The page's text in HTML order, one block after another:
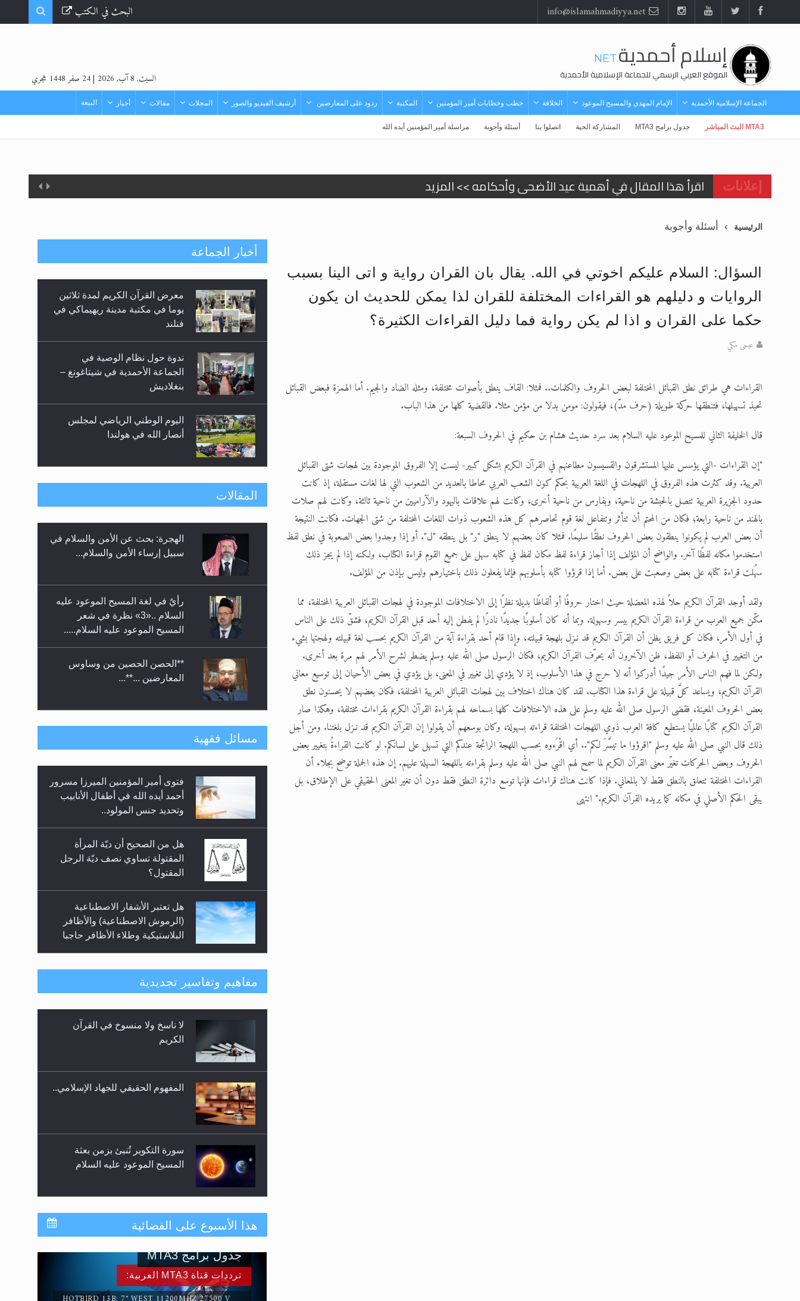
البحث في الكتب
إسلام أحمدية.NET
الموقع العربي الرسمي للجماعة الإسلامية الأحمدية السبت, 8 آب, 2026 |24 صفر 1448 هجري
الجماعة الإسلامية الأحمدية الإمام المهدي والمسيح الموعود الخلافة خطب وخطابات أمير المؤمنين المكتبة ردود على المعارضين أرشيف الفيديو والصور المجلات مقالات أخبار البيعة
MTA3 البث المباشر جدول برامج MTA3 المشاركة الحية اتصلوا بنا أسئلة وأجوبة مراسلة أمير المؤمنين أيده الله
إعلانات
اقرأ هذا المقال في أهمية عيد الأضحى وأحكامه >> المزيد
الحجّ.. دلالات، حِكم، وأهداف >> المزيد
تعميم هامّ لأفراد الجماعة >> المزيد
تعميم هامّ لأفراد الجماعة >> المزيد
إعلان هامّ بخصوص الرسائل المرسلة إلى حضرة امير المؤمنين أيده الله والمكتب العربي >> المزيد
عرض مصوَّر لأقوال المستشرقين في خاتم النبيين صلى الله عليه وسلم >> المزيد
الحجّ.. دلالات، حِكم، وأهداف >> المزيد
الرئيسية أسئلة وأجوبة
السؤال: السلام عليكم اخوتي في الله. يقال بان القران رواية و اتى الينا بسبب
الروايات و دليلهم هو القراءات المختلفة للقران لذا يمكن للحديث ان يكون
حكما على القران و اذا لم يكن رواية فما دليل القراءات الكثيرة؟
عيسى مكي
القراءات هي طرائق نطق القبائل المختلفة لبعض الحروف والكلمات.. فمثلا: القاف ينطق بأصوات مختلفة، ومثله الضاد والجيم. أما الهمزة فبعض القبائل
تحبذ تسهيلها، فتنطقها حركة طويلة (حرف مدّ)، فيقولون: مومن بدلا من مؤمن مثلا. فالقضية كلها من هذا الباب.
قال الخليفة الثاني للمسيح الموعود عليه السلام بعد سرد حديث هشام بن حكيم في الحروف السبعة:
"إن القراءات -التي يؤسس عليها المستشرقون والقسيسون مطاعنهم في القرآن الكريم بشكل كبير- ليست إلا الفروق الموجودة بين لهجات شتى القبائل
العربية. وقد كثرت هذه الفروق في اللهجات في اللغة العربية بحكم كون الشعب العربي محاطا بالعديد من الشعوب التي لها لغات مستقلة، إذ كانت
حدود الجزيرة العربية تتصل بالحبشة من ناحية، وبفارس من ناحية أخرى، وكانت لهم علاقات باليهود والآراميين من ناحية ثالثة، وكانت لهم صلات
بالهند من ناحية رابعة؛ فكان من المحتم أن تتأثر وتتفاعل لغة قوم تحاصرهم كل هذه الشعوب ذوات اللغات المختلفة من شتى الجهات. فكانت النتيجة
أن بعض العرب لم يكونوا ينطقون بعض الحروف نطقًا سليمًا. فمثلا كان بعضهم لا ينطق "ر" بل ينطقه "ل". أو إذا وجدوا بعض الصعوبة في نطق لفظ
استخدموا مكانه لفظًا آخر. والواضح أن المؤلف إذا أجاز قراءة لفظ مكان لفظ في كتابه سهل على جميع القوم قراءة الكتاب، ولكنه إذا لم يجز ذلك
سهُلت قراءة كتابه على بعض وصعبت على بعض. أما إذا قرؤوا كتابه بأسلوبهم فإنما يفعلون ذلك باختيارهم وليس بإذن من المؤلف.
ولقد أوجد القرآن الكريم حلاً لهذه المعضلة حيث اختار حروفًا أو ألفاظًا بديلة نظرًا إلى الاختلافات الموجودة في لهجات القبائل العربية المختلفة، مما
مكّن جميع العرب من قراءة القرآن الكريم بيسر وسهولة. وبما أنه كان أسلوبًا جديدًا نادرًا لم يفطن إليه أحد قبل القرآن الكريم، فشقّ ذلك على الناس
في أول الأمر، فكان كل فريق يظن أن القرآن الكريم قد نـزل بلهجة قبيلته، وإذا قام أحد بقراءة آية من القرآن الكريم بحسب لغة قبيلته ولهجتها بشيء
من التغيير في الحرف أو اللفظ، ظن الآخرون أنه يحرّف القرآن الكريم، فكان الرسول صلى الله عليه وسلم يضطر لشرح الأمر لهم مرة بعد أخرى.
ولكن لما فهم الناس الأمر جيدًا أدركوا أنه لا حرج في هذا الأسلوب، إذ لا يؤدي إلى تغيير في المعنى، بل يؤدي في بعض الأحيان إلى توسيع معاني
القرآن الكريم، ويساعد كلَّ قبيلة على قراءة هذا الكتاب. لقد كان هناك اختلاف بين لهجات القبائل العربية المختلفة، فكان بعضهم لا يحسنون نطق
بعض الحروف المعينة، فقضى الرسول صلى الله عليه وسلم على هذه الاختلافات كلها بسماحه لهم بقراءة القرآن الكريم بقراءات مختلفة، وهكذا صار
القرآن الكريم كتابًا عالميًا يستطيع كافة العرب ذوي اللهجات المختلفة قراءته بسهولة، وكان بوسعهم أن يقولوا إن القرآن الكريم قد نـزل بلغتنا. ومن أجل
ذلك قال النبي صلى الله عليه وسلم "اقرؤوا ما تيسَّرَ لكم".. أي اقْرَءوه بحسب اللهجة الرائجة عندكم التي تسهل على لسانكم. لو كانت القراءةُ بتغيير بعض
الحروف وبعض الحركات تغيّر معنى القرآن الكريم لما سمح لهم النبي صلى الله عليه وسلم بقراءته باللهجة السهلة عليهم. إن هذه الجملة توضح بجلاء أن
القراءات المختلفة تتعلق بالنطق فقط لا بالمعاني. فإذا كانت هناك قراءات فإنها توسع دائرة النطق فقط دون أن تغير المعنى الحقيقي على الإطلاق، بل
يبقى الحكم الأصلي في مكانه كما يريده القرآن الكريم." انتهى
أخبار الجماعة
معرض القرآن الكريم لمدة ثلاثين
يوما في مكتبة مدينة ريهيماكي في
فنلند
ندوة حول نظام الوصية في
الجماعة الأحمدية في شيتاغونغ –
بنغلاديش
اليوم الوطني الرياضي لمجلس
أنصار الله في هولندا
إتمام حفظ القرآن الكريم لثلاثة
حفل توزيع الشهادات في الجامعة
الأحمدية بنيجيريا لعام 2025
المقالات
الهجرة: بحث عن الأمن والسلام في
سبيل إرساء الأمن والسلام...
رأيٌ في لغة المسيح الموعود عليه
السلام ..«3» نظرة في شعر
المسيح الموعود عليه السلام.....
**الحصن الحصين من وساوس
المعارضين ...**...
متطلَّبات التّحريك الجديد...
رأيٌ في لغة المسيح الموعود عليه
السلام.. 4...
مسائل فقهية
فتوى أمير المؤمنين الميرزا مسرور
أحمد أيده الله في أطفال الأنابيب
وتحديد جنس المولود..
هل من الصحيح أن ديّة المرأة
المقتولة تساوي نصف ديّة الرجل
المقتول؟
هل تعتبر الأشفار الاصطناعية
(الرموش الاصطناعية) والأظافر
البلاستيكية وطلاء الأظافر حاجبا
هل يُحسب حول الزكاة وفق السنة
الميلادية أو الهجرية؟
هل يجوز فتح مشروع كوافير نسائي
للمحجبات وغير المحجبات؟
مفاهيم وتفاسير تجديدية
لا ناسخ ولا منسوخ في القرآن
الكريم
المفهوم الحقيقي للجهاد الإسلامي..
سورة التكوير تُنبئ بزمن بعثة
المسيح الموعود عليه السلام
حقيقة المسيح الدجال
القرآن قاضٍ وحكمٌ على السنة
ومهيمنٌ عليها.. ليس العكس
هذا الأسبوع على الفضائية
ترددات قناة MTA3 العربية:
جدول برامج MTA3